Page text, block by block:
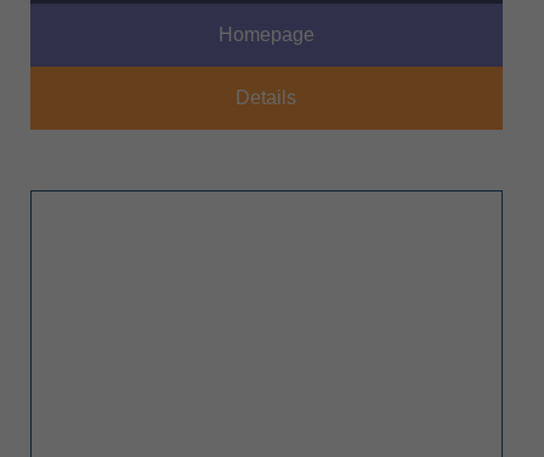
Homepage
Details